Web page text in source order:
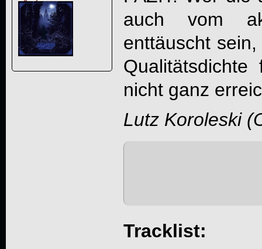
auch vom
enttäuscht
Qualitätsdichte
nicht ganz
Lutz Koroleski
Tracklist: